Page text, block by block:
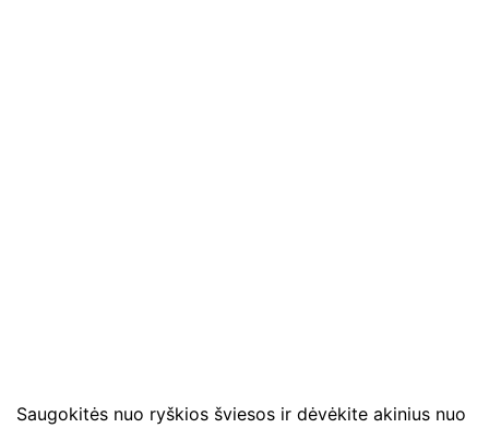
Saugokitės nuo ryškios šviesos ir dėvėkite akinius nuo